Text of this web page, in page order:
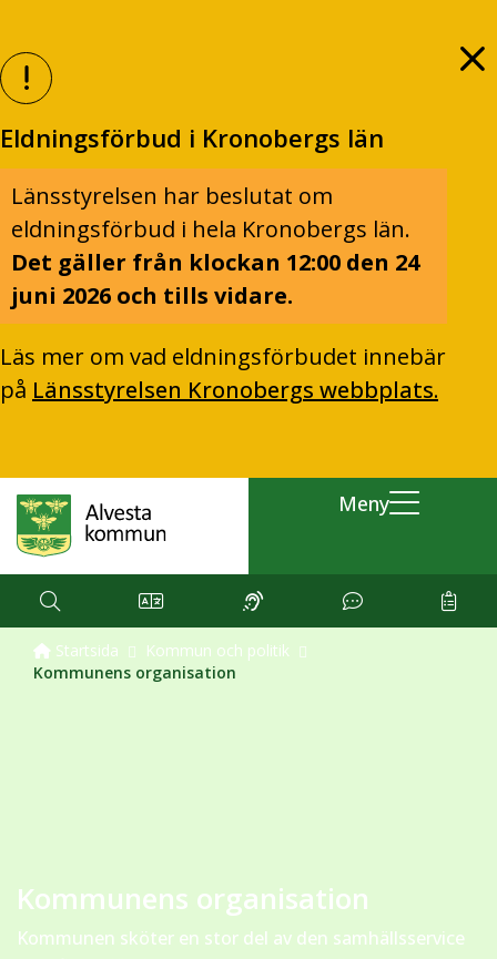
Eldningsförbud i Kronobergs län
Länsstyrelsen har beslutat om
eldningsförbud i hela Kronobergs län.
Det gäller från klockan 12:00 den 24
juni 2026 och tills vidare.
Läs mer om vad eldningsförbudet innebär
på Länsstyrelsen Kronobergs webbplats.
Meny
Startsida
Kommun och politik
Kommunens organisation
Kommunens organisation
Kommunen sköter en stor del av den samhällsservice